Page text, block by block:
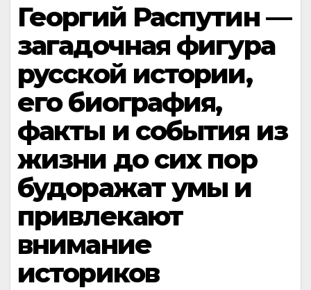
Георгий Распутин —
загадочная фигура
русской истории,
его биография,
факты и события из
жизни до сих пор
будоражат умы и
привлекают
внимание
историков